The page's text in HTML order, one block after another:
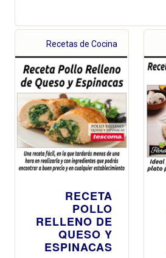
Recetas de Cocina
RECETA
POLLO
RELLENO DE
QUESO Y
ESPINACAS